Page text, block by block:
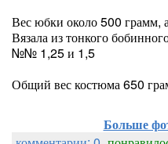
Вес юбки около 500 грамм,
Вязала из тонкого
№№ 1,25 и 1,5
Общий вес костюма 650
Больше